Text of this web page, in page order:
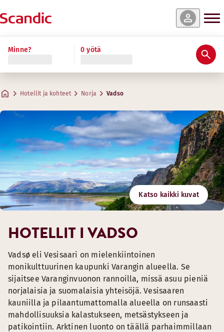
Minne? 0 yötä
Hotellit ja kohteet Norja Vadso
Katso kaikki kuvat
HOTELLIT I VADSO
Vadsø eli Vesisaari on mielenkiintoinen
monikulttuurinen kaupunki Varangin alueella. Se
sijaitsee Varanginvuonon rannoilla, missä asuu pieniä
norjalaisia ja suomalaisia yhteisöjä. Vesisaaren
kauniilla ja pilaantumattomalla alueella on runsaasti
mahdollisuuksia kalastukseen, metsästykseen ja
patikointiin. Arktinen luonto on täällä parhaimmillaan